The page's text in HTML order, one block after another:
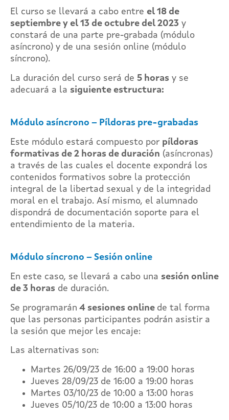
El curso se llevará a cabo entre el 18 de
septiembre y el 13 de octubre del 2023 y
constará de una parte pre-grabada (módulo
asíncrono) y de una sesión online (módulo
síncrono).
La duración del curso será de 5 horas y se
adecuará a la siguiente estructura:
Módulo asíncrono – Píldoras pre-grabadas
Este módulo estará compuesto por píldoras
formativas de 2 horas de duración (asíncronas)
a través de las cuales el docente expondrá los
contenidos formativos sobre la protección
integral de la libertad sexual y de la integridad
moral en el trabajo. Así mismo, el alumnado
dispondrá de documentación soporte para el
entendimiento de la materia.
Módulo síncrono – Sesión online
En este caso, se llevará a cabo una sesión online
de 3 horas de duración.
Se programarán 4 sesiones online de tal forma
que las personas participantes podrán asistir a
la sesión que mejor les encaje:
Las alternativas son:
Martes 26/09/23 de 16:00 a 19:00 horas
Jueves 28/09/23 de 16:00 a 19:00 horas
Martes 03/10/23 de 10:00 a 13:00 horas
Jueves 05/10/23 de 10:00 a 13:00 horas